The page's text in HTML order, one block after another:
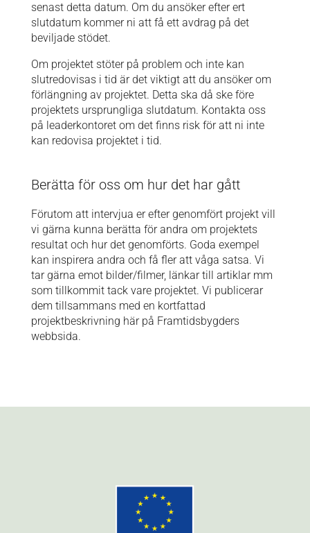
senast detta datum. Om du ansöker efter ert
slutdatum kommer ni att få ett avdrag på det
beviljade stödet.
Om projektet stöter på problem och inte kan
slutredovisas i tid är det viktigt att du ansöker om
förlängning av projektet. Detta ska då ske före
projektets ursprungliga slutdatum. Kontakta oss
på leaderkontoret om det finns risk för att ni inte
kan redovisa projektet i tid.
Berätta för oss om hur det har gått
Förutom att intervjua er efter genomfört projekt vill
vi gärna kunna berätta för andra om projektets
resultat och hur det genomförts. Goda exempel
kan inspirera andra och få fler att våga satsa. Vi
tar gärna emot bilder/filmer, länkar till artiklar mm
som tillkommit tack vare projektet. Vi publicerar
dem tillsammans med en kortfattad
projektbeskrivning här på Framtidsbygders
webbsida.